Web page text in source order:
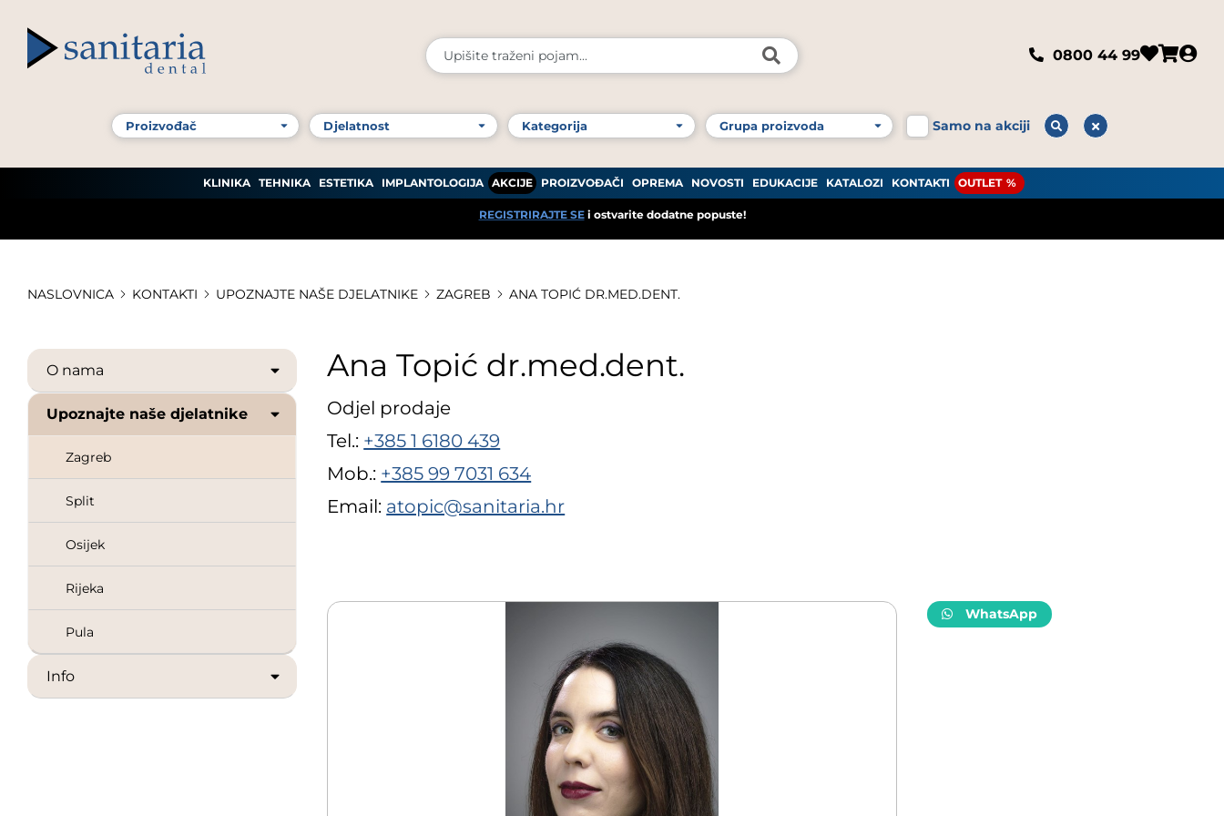
0800 44 99
Samo na akciji
KLINIKA TEHNIKA ESTETIKA IMPLANTOLOGIJA AKCIJE PROIZVOĐAČI OPREMA NOVOSTI EDUKACIJE KATALOZI KONTAKTI OUTLET
REGISTRIRAJTE SEi ostvarite dodatne popuste!
NASLOVNICA KONTAKTI UPOZNAJTE NAŠE DJELATNIKE ZAGREB ANA TOPIĆ DR.MED.DENT.
O nama
Upoznajte naše djelatnike
Zagreb
Split
Osijek
Rijeka
Pula
Info
Ana Topić dr.med.dent.
Odjel prodaje
Tel.: +385 1 6180 439
Mob.: +385 99 7031 634
Email: atopic@sanitaria.hr
WhatsApp